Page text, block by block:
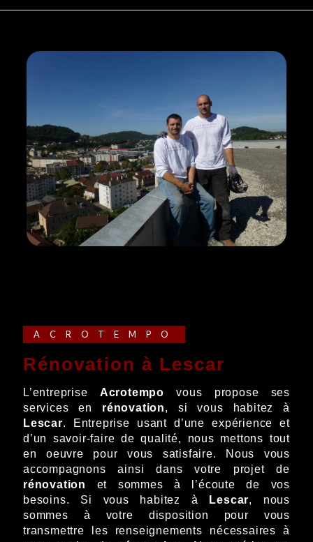
ACROTEMPO
rénovation à Lescar
L’entreprise Acrotempo vous propose ses
services en rénovation, si vous habitez à
Lescar. Entreprise usant d’une expérience et
d’un savoir-faire de qualité, nous mettons tout
en oeuvre pour vous satisfaire. Nous vous
accompagnons ainsi dans votre projet de
rénovation
et sommes à l’écoute de vos
besoins. Si vous habitez à
Lescar, nous
sommes à votre disposition pour vous
transmettre les renseignements nécessaires à